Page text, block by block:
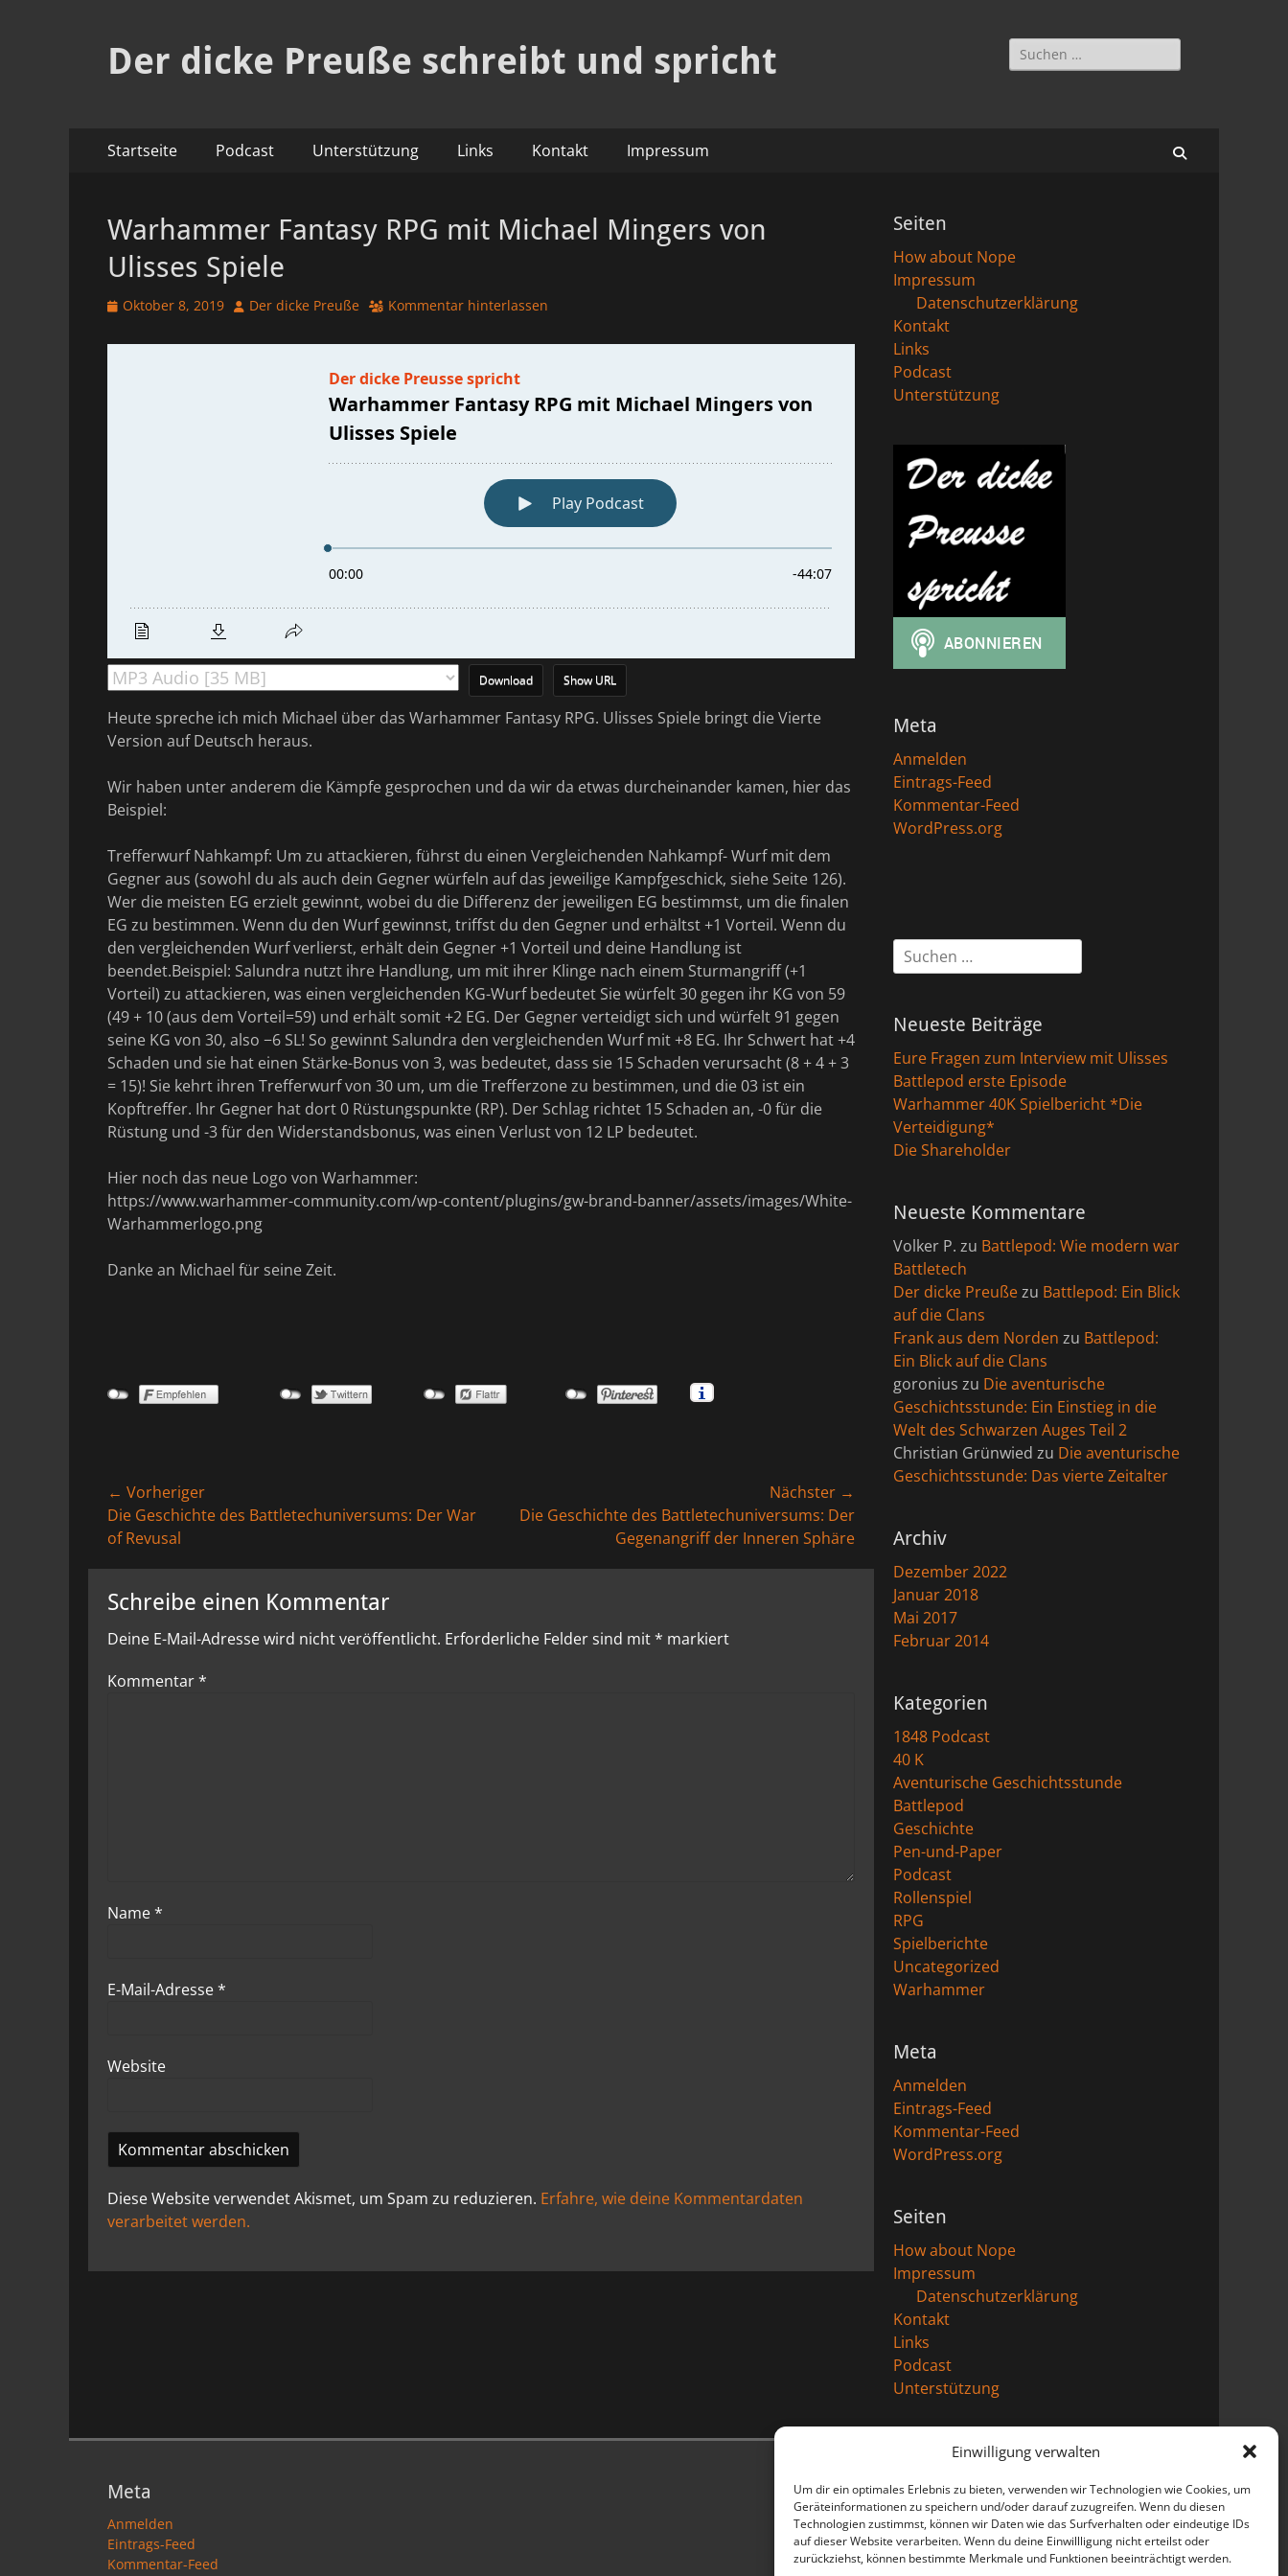
Einwilligung verwalten
Um dir ein optimales Erlebnis zu bieten, verwenden wir Technologien wie Cookies, um
Geräteinformationen zu speichern und/oder darauf zuzugreifen. Wenn du diesen
Technologien zustimmst, können wir Daten wie das Surfverhalten oder eindeutige IDs
auf dieser Website verarbeiten. Wenn du deine Einwillligung nicht erteilst oder
zurückziehst, können bestimmte Merkmale und Funktionen beeinträchtigt werden.
Der dicke Preuße schreibt und spricht
Suchen
nach:
Primäres
Inhalt
Startseite Podcast Unterstützung Links Kontakt Impressum
Warhammer Fantasy RPG mit Michael Mingers von
Ulisses Spiele
Veröffentlicht
Oktober 8, 2019 AutorDer dicke Preuße Kommentar hinterlassen
Download Show URL
Heute spreche ich mich Michael über das Warhammer Fantasy RPG. Ulisses Spiele bringt die Vierte
Version auf Deutsch heraus.
Wir haben unter anderem die Kämpfe gesprochen und da wir da etwas durcheinander kamen, hier das
Beispiel:
Trefferwurf Nahkampf: Um zu attackieren, führst du einen Vergleichenden Nahkampf- Wurf mit dem
Gegner aus (sowohl du als auch dein Gegner würfeln auf das jeweilige Kampfgeschick, siehe Seite 126).
Wer die meisten EG erzielt gewinnt, wobei du die Differenz der jeweiligen EG bestimmst, um die finalen
EG zu bestimmen. Wenn du den Wurf gewinnst, triffst du den Gegner und erhältst +1 Vorteil. Wenn du
den vergleichenden Wurf verlierst, erhält dein Gegner +1 Vorteil und deine Handlung ist
beendet.Beispiel: Salundra nutzt ihre Handlung, um mit ihrer Klinge nach einem Sturmangriff (+1
Vorteil) zu attackieren, was einen vergleichenden KG-Wurf bedeutet Sie würfelt 30 gegen ihr KG von 59
(49 + 10 (aus dem Vorteil=59) und erhält somit +2 EG. Der Gegner verteidigt sich und würfelt 91 gegen
seine KG von 30, also −6 SL! So gewinnt Salundra den vergleichenden Wurf mit +8 EG. Ihr Schwert hat +4
Schaden und sie hat einen Stärke-Bonus von 3, was bedeutet, dass sie 15 Schaden verursacht (8 + 4 + 3
= 15)! Sie kehrt ihren Trefferwurf von 30 um, um die Trefferzone zu bestimmen, und die 03 ist ein
Kopftreffer. Ihr Gegner hat dort 0 Rüstungspunkte (RP). Der Schlag richtet 15 Schaden an, -0 für die
Rüstung und -3 für den Widerstandsbonus, was einen Verlust von 12 LP bedeutet.
Hier noch das neue Logo von Warhammer:
https://www.warhammer-community.com/wp-content/plugins/gw-brand-banner/assets/images/White-
Warhammerlogo.png
Danke an Michael für seine Zeit.
Beitragsnavigation
← Vorheriger
Vorheriger
Beitrag:
Die Geschichte des Battletechuniversums: Der War
of Revusal
Nächster →
NächsterDie Geschichte des Battletechuniversums: Der
Gegenangriff der Inneren Sphäre
Schreibe einen Kommentar
Deine E-Mail-Adresse wird nicht veröffentlicht. Erforderliche Felder sind mit* markiert
Kommentar*
Name*
E-Mail-Adresse*
Website
Diese Website verwendet Akismet, um Spam zu reduzieren. Erfahre, wie deine Kommentardaten
verarbeitet werden.
Seiten
How about Nope
Impressum
Datenschutzerklärung
Kontakt
Links
Podcast
Unterstützung
Meta
Anmelden
Eintrags-Feed
Kommentar-Feed
WordPress.org
Suchen
nach:
Neueste Beiträge
Eure Fragen zum Interview mit Ulisses
Battlepod erste Episode
Warhammer 40K Spielbericht *Die
Verteidigung*
Die Shareholder
Neueste Kommentare
Volker P. zu Battlepod: Wie modern war
Battletech
Der dicke Preußezu Battlepod: Ein Blick
auf die Clans
Frank aus dem Norden zu Battlepod:
Ein Blick auf die Clans
goronius zu Die aventurische
Geschichtsstunde: Ein Einstieg in die
Welt des Schwarzen Auges Teil 2
Christian Grünwied zu Die aventurische
Geschichtsstunde: Das vierte Zeitalter
Archiv
Dezember 2022
Januar 2018
Mai 2017
Februar 2014
Kategorien
1848 Podcast
40 K
Aventurische Geschichtsstunde
Battlepod
Geschichte
Pen-und-Paper
Podcast
Rollenspiel
RPG
Spielberichte
Uncategorized
Warhammer
Meta
Anmelden
Eintrags-Feed
Kommentar-Feed
WordPress.org
Seiten
How about Nope
Impressum
Datenschutzerklärung
Kontakt
Links
Podcast
Unterstützung
Meta
Anmelden
Eintrags-Feed
Kommentar-Feed